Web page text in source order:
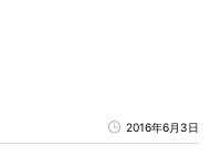
2016年6月3日